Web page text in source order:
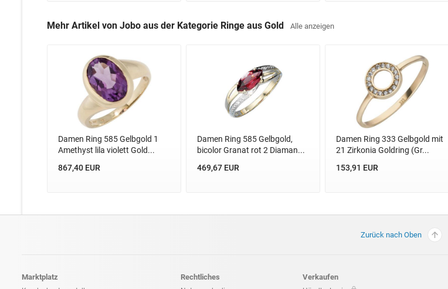
Mehr Artikel von Jobo aus der Kategorie Ringe aus Gold Alle anzeigen
Damen Ring 585 Gelbgold 1
Amethyst lila violett Gold...
867,40 EUR
Damen Ring 585 Gelbgold,
bicolor Granat rot 2 Diaman...
469,67 EUR
Damen Ring 333 Gelbgold mit
21 Zirkonia Goldring (Gr...
153,91 EUR
Zurück nach Oben
Marktplatz Rechtliches Verkaufen